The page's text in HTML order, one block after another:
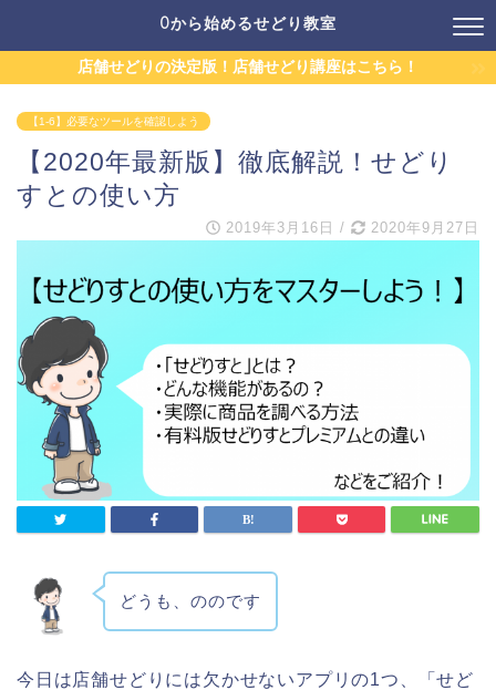
0から始めるせどり教室
店舗せどりの決定版！店舗せどり講座はこちら！
【1-6】必要なツールを確認しよう
【2020年最新版】徹底解説！せどり
すとの使い方
2019年3月16日 / 2020年9月27日
どうも、ののです
今日は店舗せどりには欠かせないアプリの1つ、「せど